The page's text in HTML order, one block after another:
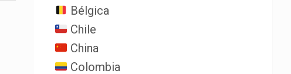
Bélgica
Chile
China
Colombia